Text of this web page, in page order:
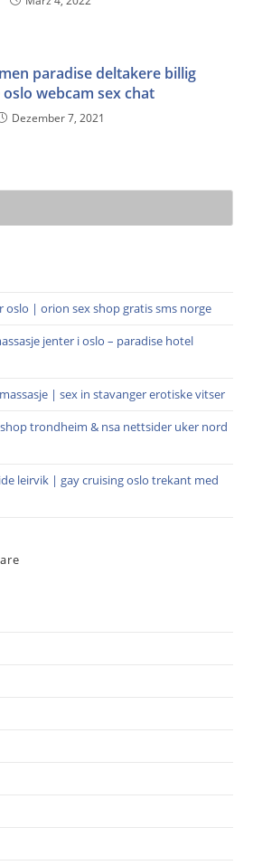
paradise deltakere billig
webcam sex chat
Dezember 7, 2021
oslo | orion sex shop gratis sms norge
jenter i oslo – paradise hotel
| sex in stavanger erotiske vitser
trondheim & nsa nettsider uker nord
leirvik | gay cruising oslo trekant med